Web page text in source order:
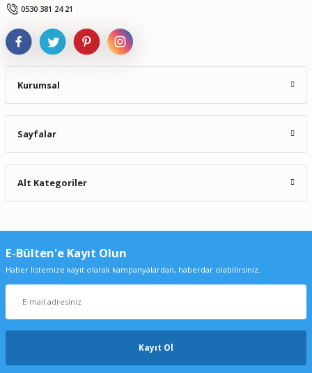
0530 381 24 21
Kurumsal
Sayfalar
Alt Kategoriler
E-Bülten'e Kayıt Olun
Haber listemize kayıt olarak kampanyalardan, haberdar olabilirsiniz.
Kayıt Ol